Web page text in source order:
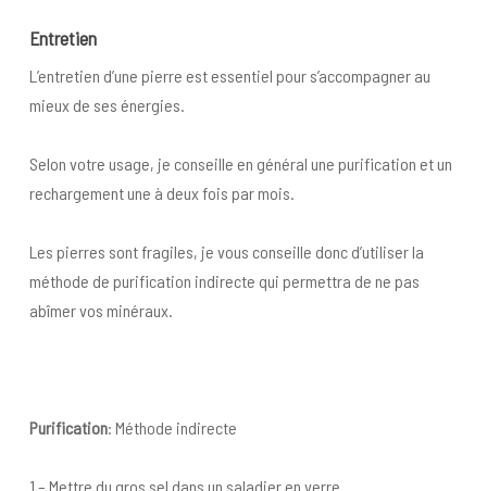
Entretien
L’entretien d’une pierre est essentiel pour s’accompagner au
mieux de ses énergies.
Selon votre usage, je conseille en général une purification et un
rechargement une à deux fois par mois.
Les pierres sont fragiles, je vous conseille donc d’utiliser la
méthode de purification indirecte qui permettra de ne pas
abîmer vos minéraux.
Purification: Méthode indirecte
1 – Mettre du gros sel dans un saladier en verre.